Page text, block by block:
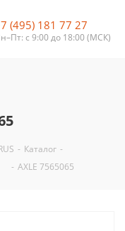
(495) 181 77 27
с 9:00 до 18:00(МСК)
- Каталог -
- AXLE 7565065